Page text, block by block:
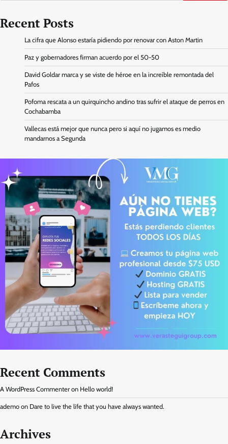
Recent Posts
La cifra que Alonso estaría pidiendo por renovar con Aston Martin
Paz y gobernadores firman acuerdo por el 50-50
David Goldar marca y se viste de héroe en la increíble remontada del
Pafos
Pofoma rescata a un quirquincho andino tras sufrir el ataque de perros en
Cochabamba
Vallecas está mejor que nunca pero si aquí no jugamos es medio
mandarnos a Segunda
Recent Comments
A WordPress Commenter on Hello world!
ademo on Dare to live the life that you have always wanted.
Archives